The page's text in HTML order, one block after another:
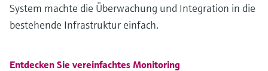
System machte die Überwachung und Integration in die
bestehende Infrastruktur einfach.
Entdecken Sie vereinfachtes Monitoring